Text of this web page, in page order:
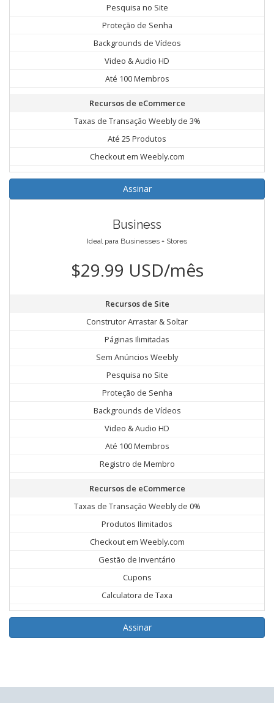
Pesquisa no Site
Proteção de Senha
Backgrounds de Vídeos
Video & Audio HD
Até 100 Membros
Recursos de eCommerce
Taxas de Transação Weebly de 3%
Até 25 Produtos
Checkout em Weebly.com
Assinar
Business
Ideal para Businesses + Stores
$29.99 USD/mês
Recursos de Site
Construtor Arrastar & Soltar
Páginas Ilimitadas
Sem Anúncios Weebly
Pesquisa no Site
Proteção de Senha
Backgrounds de Vídeos
Video & Audio HD
Até 100 Membros
Registro de Membro
Recursos de eCommerce
Taxas de Transação Weebly de 0%
Produtos Ilimitados
Checkout em Weebly.com
Gestão de Inventário
Cupons
Calculatora de Taxa
Assinar